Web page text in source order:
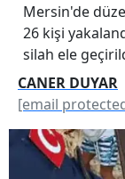
Mersin'de
26 kişi
silah ele
CANER DUYAR
[email